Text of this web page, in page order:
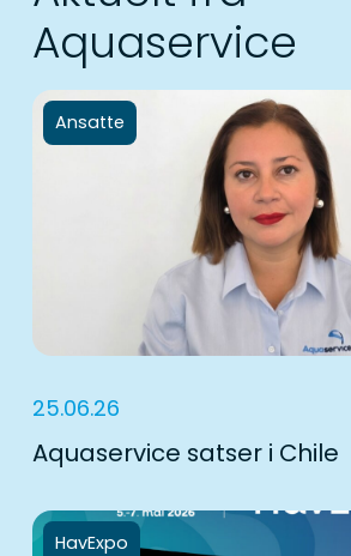
Aquaservice
Ansatte
25.06.26
Aquaservice satser i Chile
HavExpo